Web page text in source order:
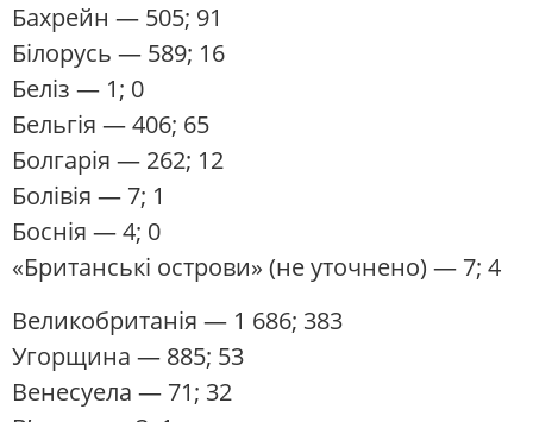
Бахрейн — 505; 91
Білорусь — 589; 16
Беліз — 1; 0
Бельгія — 406; 65
Болгарія — 262; 12
Болівія — 7; 1
Боснія — 4; 0
«Британські острови» (не уточнено) — 7; 4
Великобританія — 1 686; 383
Угорщина — 885; 53
Венесуела — 71; 32